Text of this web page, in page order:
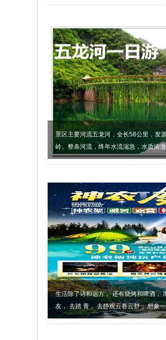
景区主要河流五龙河，全长58公里，发
岭。整条河流，终年水流湍急，水质清
夕”天河上游的一条重要支流。
生活除了诗和远方， 还有烧烤和啤酒，
友， 去踏 青， 去静观云卷云舒， 想象
夜空中的繁星点点